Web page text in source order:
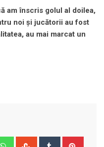
am înscris golul al doilea,
noi și jucătorii au fost
au mai marcat un
WhatsappStumbleUpon
Tumblr